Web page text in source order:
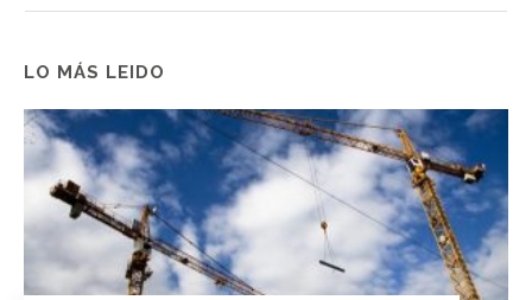
LO MÁS LEIDO